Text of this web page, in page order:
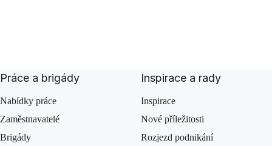
Práce a brigády
Nabídky práce
Zaměstnavatelé
Brigády
Inspirace a rady
Inspirace
Nové příležitosti
Rozjezd podnikání